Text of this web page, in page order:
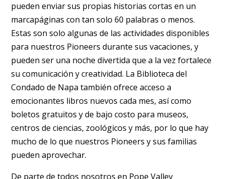
pueden enviar sus propias historias cortas en un
marcapáginas con tan solo 60 palabras o menos.
Estas son solo algunas de las actividades disponibles
para nuestros Pioneers durante sus vacaciones, y
pueden ser una noche divertida que a la vez fortalece
su comunicación y creatividad. La Biblioteca del
Condado de Napa también ofrece acceso a
emocionantes libros nuevos cada mes, así como
boletos gratuitos y de bajo costo para museos,
centros de ciencias, zoológicos y más, por lo que hay
mucho de lo que nuestros Pioneers y sus familias
pueden aprovechar.
De parte de todos nosotros en Pope Valley